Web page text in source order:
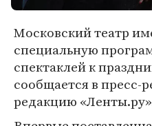
Московский театр
специальную
спектаклей к
сообщается в пресс-
редакцию